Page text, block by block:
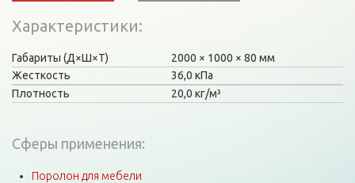
Характеристики
Габариты (Д×Ш×Т) 2000 1000
80 мм
Жесткость
36,0 кПа
Плотность
20,0 кг/м³
Сферы применения:
Поролон для мебели